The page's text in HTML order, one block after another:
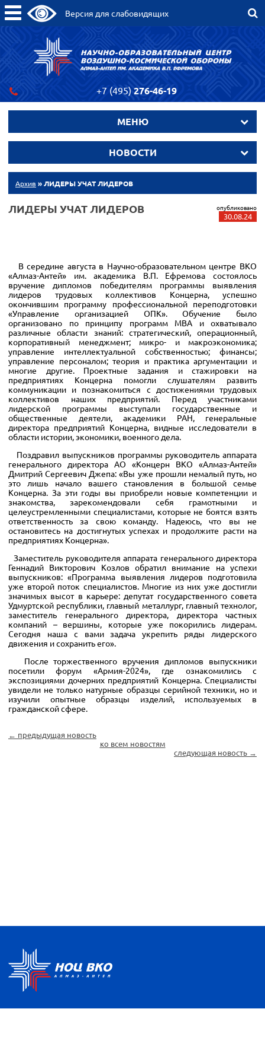
Версия для слабовидящих
+7 (495) 276-46-19
МЕНЮ
НОВОСТИ
Архив » ЛИДЕРЫ УЧАТ ЛИДЕРОВ
ЛИДЕРЫ УЧАТ ЛИДЕРОВ опубликовано
30.08.24
В середине августа в Научно-образовательном центре ВКО
«Алмаз-Антей» им. академика В.П. Ефремова состоялось
вручение дипломов победителям программы выявления
лидеров трудовых коллективов Концерна, успешно
окончившим программу профессиональной переподготовки
«Управление организацией ОПК». Обучение было
организовано по принципу программ MBA и охватывало
различные области знаний: стратегический, операционный,
корпоративный менеджмент; микро- и макроэкономика;
управление интеллектуальной собственностью; финансы;
управление персоналом; теория и практика аргументации и
многие другие. Проектные задания и стажировки на
предприятиях Концерна помогли слушателям развить
коммуникации и познакомиться с достижениями трудовых
коллективов наших предприятий. Перед участниками
лидерской программы выступали государственные и
общественные деятели, академики РАН, генеральные
директора предприятий Концерна, видные исследователи в
области истории, экономики, военного дела.
Поздравил выпускников программы руководитель аппарата
генерального директора АО «Концерн ВКО «Алмаз-Антей»
Дмитрий Сергеевич Джепа: «Вы уже прошли немалый путь, но
это лишь начало вашего становления в большой семье
Концерна. За эти годы вы приобрели новые компетенции и
знакомства, зарекомендовали себя грамотными и
целеустремленными специалистами, которые не боятся взять
ответственность за свою команду. Надеюсь, что вы не
остановитесь на достигнутых успехах и продолжите расти на
предприятиях Концерна».
Заместитель руководителя аппарата генерального директора
Геннадий Викторович Козлов обратил внимание на успехи
выпускников: «Программа выявления лидеров подготовила
уже второй поток специалистов. Многие из них уже достигли
значимых высот в карьере: депутат государственного совета
Удмуртской республики, главный металлург, главный технолог,
заместитель генерального директора, директора частных
компаний –вершины, которые уже покорились лидерам.
Сегодня наша с вами задача укрепить ряды лидерского
движения и сохранить его».
После торжественного вручения дипломов выпускники
посетили форум «Армия-2024», где ознакомились с
экспозициями дочерних предприятий Концерна. Специалисты
увидели не только натурные образцы серийной техники, но и
изучили опытные образцы изделий, используемых в
гражданской сфере.
← предыдущая новость
ко всем новостям
следующая новость →